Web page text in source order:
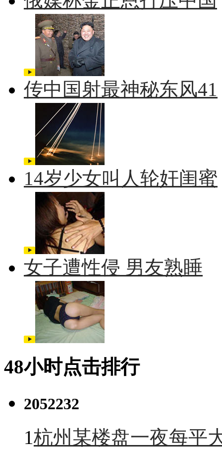
传中国射最神秘东风41
14岁少女叫人轮奸闺蜜
女子遭性侵 男友熟睡
48小时点击排行
2052232
1杭州某楼盘一夜每平